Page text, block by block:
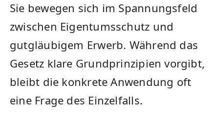
Sie bewegen sich im Spannungsfeld
zwischen Eigentumsschutz und
gutgläubigem Erwerb. Während das
Gesetz klare Grundprinzipien vorgibt,
bleibt die konkrete Anwendung oft
eine Frage des Einzelfalls.